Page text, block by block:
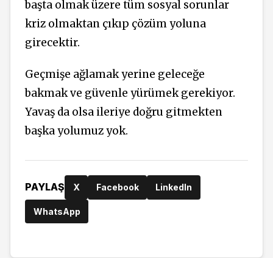
başta olmak üzere tüm sosyal sorunlar
kriz olmaktan çıkıp çözüm yoluna
girecektir.
Geçmişe ağlamak yerine geleceğe
bakmak ve güvenle yürümek gerekiyor.
Yavaş da olsa ileriye doğru gitmekten
başka yolumuz yok.
PAYLAŞ X Facebook LinkedIn
WhatsApp